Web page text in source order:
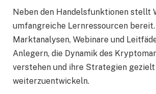
Neben den Handelsfunktionen stellt
umfangreiche Lernressourcen
Marktanalysen, Webinare und
Anlegern, die Dynamik des
verstehen und ihre Strategien gezielt
weiterzuentwickeln.